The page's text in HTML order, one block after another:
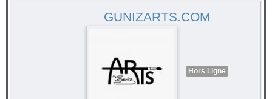
GUNIZARTS.COM
Hors Ligne